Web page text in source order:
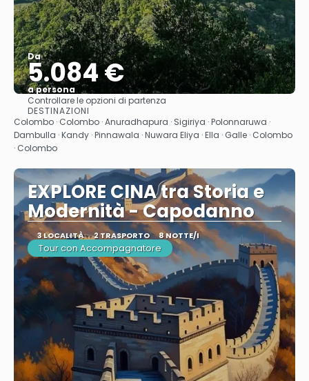
Da
5.084 €
a persona
Vedere
Controllare le opzioni di partenza
DESTINAZIONI
Colombo · Colombo · Anuradhapura · Sigiriya · Polonnaruwa ·
Dambulla · Kandy · Pinnawala · Nuwara Eliya · Ella · Galle · Colombo
· Colombo
EXPLORE CINA tra Storia e
Modernità - Capodanno
3 LOCALITÀ 2 TRASPORTO 8 NOTTE/I
Tour con Accompagnatore